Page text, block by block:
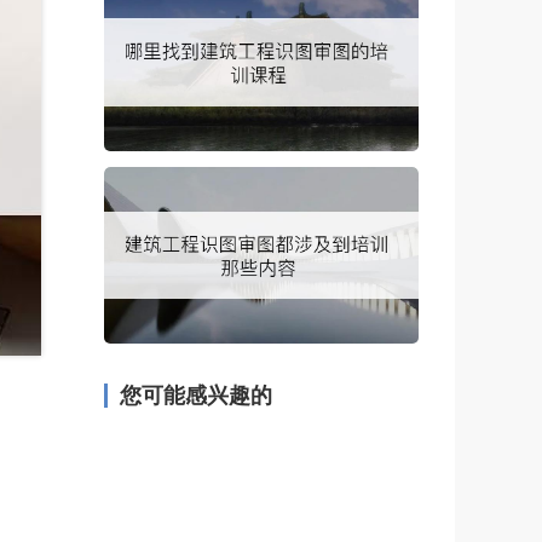
您可能感兴趣的